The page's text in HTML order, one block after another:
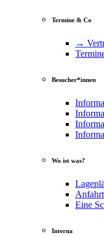
Termine & Co
→
Besucher*innen
Wo ist was?
Anfahrt
Eine
Interna